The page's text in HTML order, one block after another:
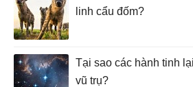
linh cẩu đốm?
Tại sao các hành tinh
vũ trụ?